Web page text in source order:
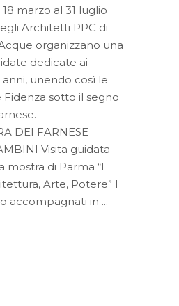
marzo al 31 luglio
Architetti PPC di
organizzano una
dedicate ai
unendo così le
Fidenza sotto il segno
DEI FARNESE
Visita guidata
mostra di Parma “I
Arte, Potere” I
accompagnati in